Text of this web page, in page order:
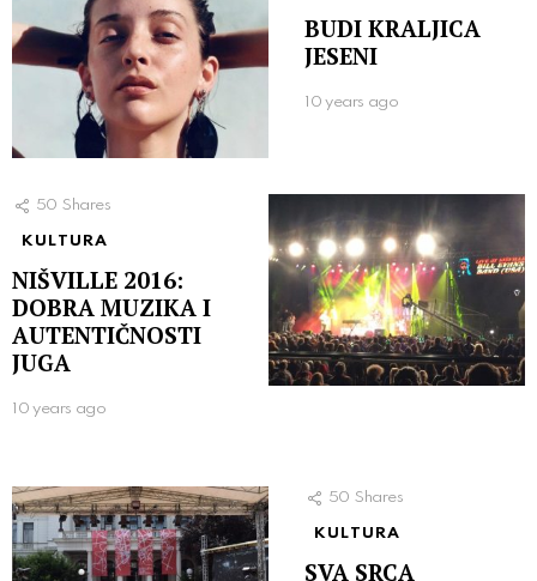
BUDI KRALJICA
JESENI
10 years ago
50 Shares
KULTURA
NIŠVILLE 2016:
DOBRA MUZIKA I
AUTENTIČNOSTI
JUGA
10 years ago
50 Shares
KULTURA
SVA SRCA